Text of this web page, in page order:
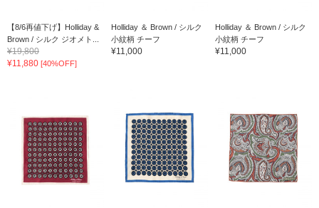
【8/6再値下げ】Holliday &
Brown / シルク ジオメト...
¥19,800
¥11,880 [40%OFF]
Holliday ＆ Brown / シルク
小紋柄 チーフ
¥11,000
Holliday ＆ Brown / シルク
小紋柄 チーフ
¥11,000